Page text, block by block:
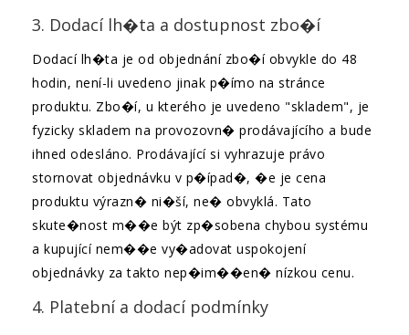
3. Dodací lh�ta a dostupnost zbo�í
Dodací lh�ta je od objednání zbo�í obvykle do 48
hodin, není-li uvedeno jinak p�ímo na stránce
produktu. Zbo�í, u kterého je uvedeno "skladem", je
fyzicky skladem na provozovn� prodávajícího a bude
ihned odesláno. Prodávající si vyhrazuje právo
stornovat objednávku v p�ípad�, �e je cena
produktu výrazn� ni�ší, ne� obvyklá. Tato
skute�nost m��e být zp�sobena chybou systému
a kupující nem��e vy�adovat uspokojení
objednávky za takto nep�im��en� nízkou cenu.
4. Platební a dodací podmínky